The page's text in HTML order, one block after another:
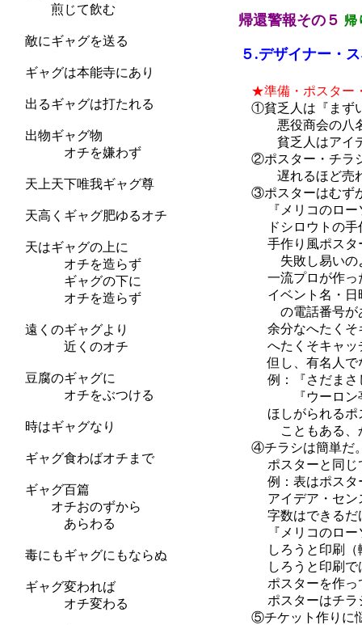
煎じて飲む
敵にギャグを送る
ギャグは本能寺にあり
出るギャグは打たれる
出物ギャグ物
オチを嫌わず
天上天下唯我ギャグ尊
天高くギャグ肥ゆるオチ
天はギャグの上に
オチを造らず
ギャグの下に
オチを造らず
遠くのギャグより
近くのオチ
豆腐のギャグに
オチをぶつける
時はギャグなり
ギャグ食わばオチまで
ギャグ百篇
オチおのずから
あらわる
毒にもギャグにもならぬ
ギャグ変われば
オチ変わる
帰還警報その５ 帰
５.デザイナー・
★準備・ポスター
①貧乏人は『まずい
悪役商会の八名信
貧乏人はアイデア
②ポスター・チラシ
遅れるほど売れ行
③ポスターはむずか
『メリコのローソ
ドシロウトの手作
手作り風ポスター
失敗し易いの
一流プロが作った
イベント名・日時
の電話番号があ
余分なへたくそキ
へたくそキャッチ
但し、有名人でな
例：『さだまさし
『ウーロン亭茶太
ほしがられるポス
こともある、かも
④チラシは簡単だ
ポスターと同じで
例：表はポスター
アイデア・センス
字数はできるだけ
『メリコのローソ
しろうと印刷（輪
しろうと印刷では
ポスターを作って
ポスターはチラシ
⑤チケット作りに悩